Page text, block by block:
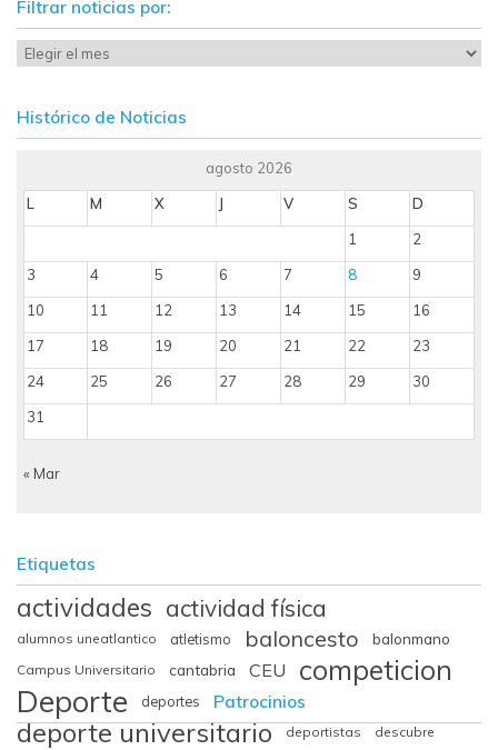
Filtrar noticias por:
Histórico de Noticias
agosto 2026
L
M X J V S
D
1
2
3
4 5 6 7 8
9
10
11 12 13 14 15
16
17
18 19 20 21 22
23
24
25 26 27 28 29
30
31
« Mar
Etiquetas
actividades actividad física
alumnos uneatlantico atletismo baloncesto balonmano
Campus Universitario cantabria CEU competicion
Deporte deportes
deporte universitario deportistas descubre
Patrocinios